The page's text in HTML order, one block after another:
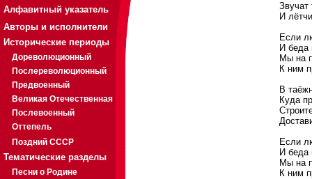
Алфавитный указатель
Авторы и исполнители
Исторические периоды
Дореволюционный
Послереволюционный
Предвоенный
Великая Отечественная
Послевоенный
Оттепель
Поздний СССР
Тематические разделы
Песни о Родине
Звучат
И
Если
И беда
Мы на
К ним
В
Куда
Если
И беда
Мы на
К ним